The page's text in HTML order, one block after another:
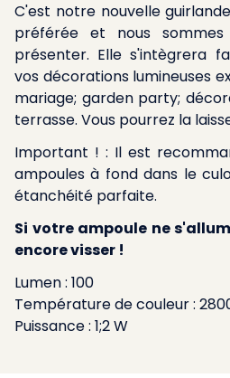
C'est notre nouvelle
préférée et nous
présenter. Elle s'intègrera
vos décorations lumineuses
mariage; garden party;
terrasse. Vous pourrez la
Important ! : Il est
ampoules à fond dans le
étanchéité parfaite.
Si votre ampoule ne
encore visser !
Lumen : 100
Température de couleur :
Puissance : 1;2 W